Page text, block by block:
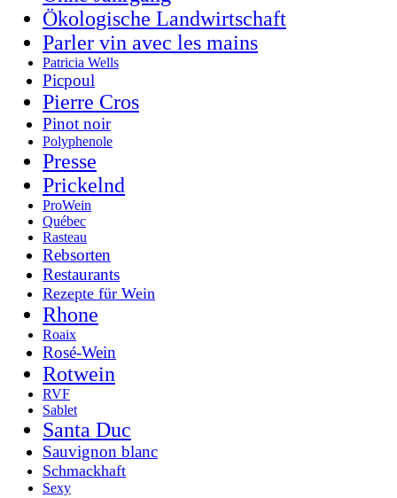
Ökologische Landwirtschaft
Parler vin avec les mains
Patricia Wells
Picpoul
Pierre Cros
Pinot noir
Polyphenole
Presse
Prickelnd
ProWein
Québec
Rasteau
Rebsorten
Restaurants
Rezepte für Wein
Rhone
Roaix
Rosé-Wein
Rotwein
RVF
Sablet
Santa Duc
Sauvignon blanc
Schmackhaft
Sexy